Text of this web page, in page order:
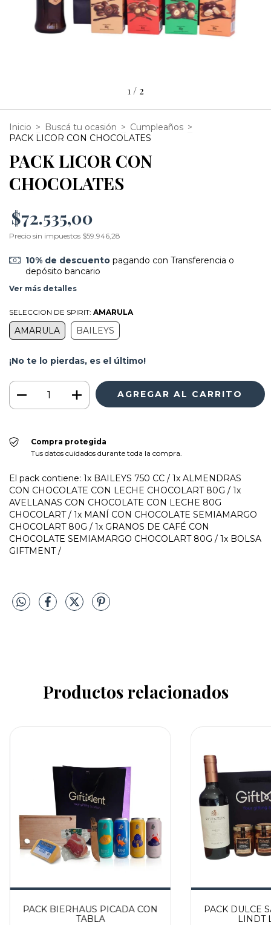
1 / 2
Inicio > Buscá tu ocasión > Cumpleaños >
PACK LICOR CON CHOCOLATES
PACK LICOR CON
CHOCOLATES
$72.535,00
Precio sin impuestos $59.946,28
10% de descuentopagando con Transferencia o
depósito bancario
Ver más detalles
SELECCION DE SPIRIT: AMARULA
AMARULA BAILEYS
¡No te lo pierdas, es el último!
Compra protegida
Tus datos cuidados durante toda la compra.
El pack contiene: 1x BAILEYS 750 CC / 1x ALMENDRAS
CON CHOCOLATE CON LECHE CHOCOLART 80G / 1x
AVELLANAS CON CHOCOLATE CON LECHE 80G
CHOCOLART / 1x MANÍ CON CHOCOLATE SEMIAMARGO
CHOCOLART 80G / 1x GRANOS DE CAFÉ CON
CHOCOLATE SEMIAMARGO CHOCOLART 80G / 1x BOLSA
GIFTMENT /
Productos relacionados
PACK BIERHAUS PICADA CON
TABLA
PACK DULCE
LINDT